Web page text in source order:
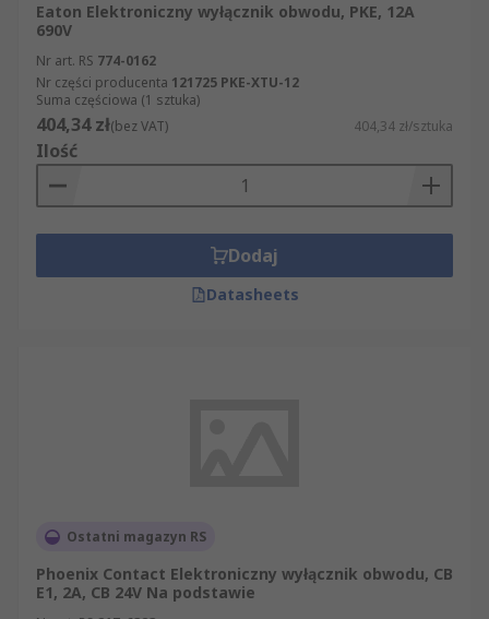
Eaton Elektroniczny wyłącznik obwodu, PKE, 12A
690V
Nr art. RS 774-0162
Nr części producenta 121725 PKE-XTU-12
Suma częściowa (1 sztuka)
404,34 zł(bez VAT) 404,34 zł/sztuka
Ilość
Dodaj
Datasheets
Ostatni magazyn RS
Phoenix Contact Elektroniczny wyłącznik obwodu, CB
E1, 2A, CB 24V Na podstawie